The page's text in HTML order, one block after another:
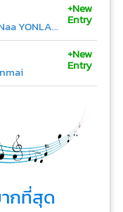
แกนฮาว่า ft.Noi Naa YONLAPA
+New
Entry
+New
Entry
กที่สุด